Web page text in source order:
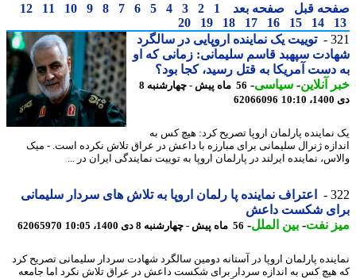
قبل صفحه بعد 1
2
3
4
5
6
7
8
9
10
11
12
14
15
16
17
18
19
20
توییت یک نماینده اروپایی در سالگرد
سپهبد قاسم سلیمانی: زمانی که او
دست آمریکا به قتل رسید، کجا بود؟
آنلاین-سیاسی-
56 ماه پیش - چهارشنبه 8
62066096
پارلمان اروپا تصریح کرد: هیچ کس به
ژنرال سلیمانی برای مبارزه با داعش در عراق تلاش نکرده است. - میک
نماینده ایرلند در پارلمان اروپا به توییت نمایندگی ایران در ...
اعتراف نماینده پا رلمان اروپا به تلاش های سردار سلیمانی
شکست داعش
نفت-بین الملل-56 ماه پیش - چهارشنبه 8 دی 1400، 10:05 62065970
پارلمان اروپا در آستانه دومین سالگرد شهادت سردار سلیمانی تصریح کرد
کس به اندازه سردار برای شکست داعش در عراق تلاش نکرد اما جامعه